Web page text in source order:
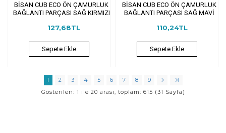
BİSAN CUB ECO ÖN ÇAMURLUK
BAĞLANTI PARÇASI SAĞ KIRMIZI
127,68TL
Sepete Ekle
BİSAN CUB ECO ÖN ÇAMURLUK
BAĞLANTI PARÇASI SAĞ MAVİ
110,24TL
Sepete Ekle
1 2 3 4 5 6 7 8
9
Gösterilen: 1 ile 20 arası, toplam: 615 (31 Sayfa)